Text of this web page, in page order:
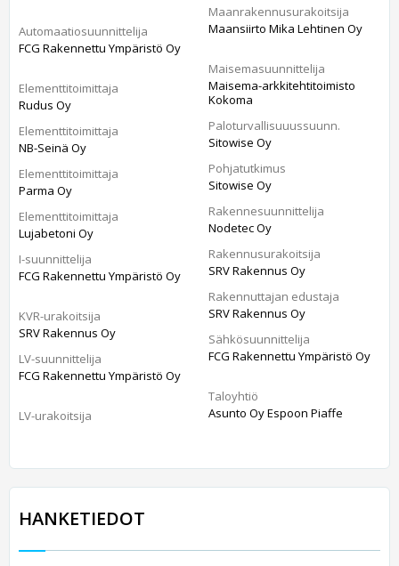
Automaatiosuunnittelija
FCG Rakennettu Ympäristö Oy
Elementtitoimittaja
Rudus Oy
Elementtitoimittaja
NB-Seinä Oy
Elementtitoimittaja
Parma Oy
Elementtitoimittaja
Lujabetoni Oy
I-suunnittelija
FCG Rakennettu Ympäristö Oy
KVR-urakoitsija
SRV Rakennus Oy
LV-suunnittelija
FCG Rakennettu Ympäristö Oy
LV-urakoitsija
Maanrakennusurakoitsija
Maansiirto Mika Lehtinen Oy
Maisemasuunnittelija
Maisema-arkkitehtitoimisto
Kokoma
Paloturvallisuuussuunn.
Sitowise Oy
Pohjatutkimus
Sitowise Oy
Rakennesuunnittelija
Nodetec Oy
Rakennusurakoitsija
SRV Rakennus Oy
Rakennuttajan edustaja
SRV Rakennus Oy
Sähkösuunnittelija
FCG Rakennettu Ympäristö Oy
Taloyhtiö
Asunto Oy Espoon Piaffe
HANKETIEDOT